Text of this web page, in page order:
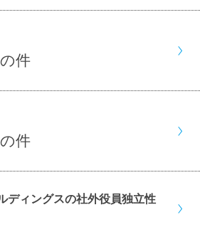
件
件
ディングスの社外役員独立性